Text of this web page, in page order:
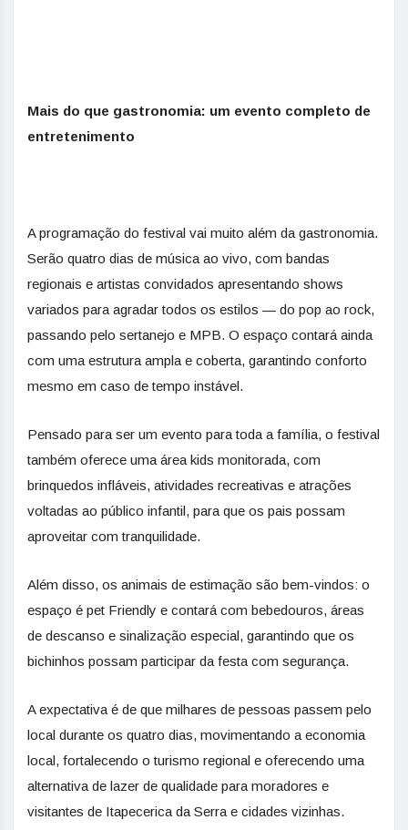
Mais do que gastronomia: um evento completo de
entretenimento
A programação do festival vai muito além da gastronomia.
Serão quatro dias de música ao vivo, com bandas
regionais e artistas convidados apresentando shows
variados para agradar todos os estilos — do pop ao rock,
passando pelo sertanejo e MPB. O espaço contará ainda
com uma estrutura ampla e coberta, garantindo conforto
mesmo em caso de tempo instável.
Pensado para ser um evento para toda a família, o festival
também oferece uma área kids monitorada, com
brinquedos infláveis, atividades recreativas e atrações
voltadas ao público infantil, para que os pais possam
aproveitar com tranquilidade.
Além disso, os animais de estimação são bem-vindos: o
espaço é pet Friendly e contará com bebedouros, áreas
de descanso e sinalização especial, garantindo que os
bichinhos possam participar da festa com segurança.
A expectativa é de que milhares de pessoas passem pelo
local durante os quatro dias, movimentando a economia
local, fortalecendo o turismo regional e oferecendo uma
alternativa de lazer de qualidade para moradores e
visitantes de Itapecerica da Serra e cidades vizinhas.